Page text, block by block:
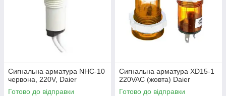
Сигнальна арматура NHC-10
червона, 220V, Daier
Готово до відправки
Сигнальна арматура XD15-1
220VAC (жовта) Daier
Готово до відправки